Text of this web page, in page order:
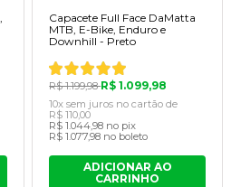
Capacete Full Face DaMatta
MTB, E-Bike, Enduro e
Downhill - Preto
R$ 1.199,98R$ 1.099,98
10x sem juros no cartão de
R$ 110,00
R$ 1.044,98 no pix
R$ 1.077,98 no boleto
ADICIONAR AO
CARRINHO